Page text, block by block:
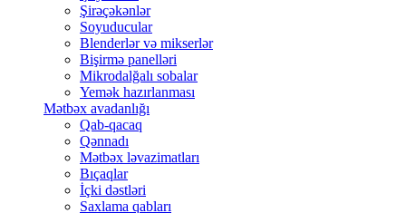
Şirəçəkənlər
Soyuducular
Blenderlər və mikserlər
Bişirmə panelləri
Mikrodalğalı sobalar
Yemək hazırlanması
Mətbəx avadanlığı
Qab-qacaq
Qənnadı
Mətbəx ləvazimatları
Bıçaqlar
İçki dəstləri
Saxlama qabları